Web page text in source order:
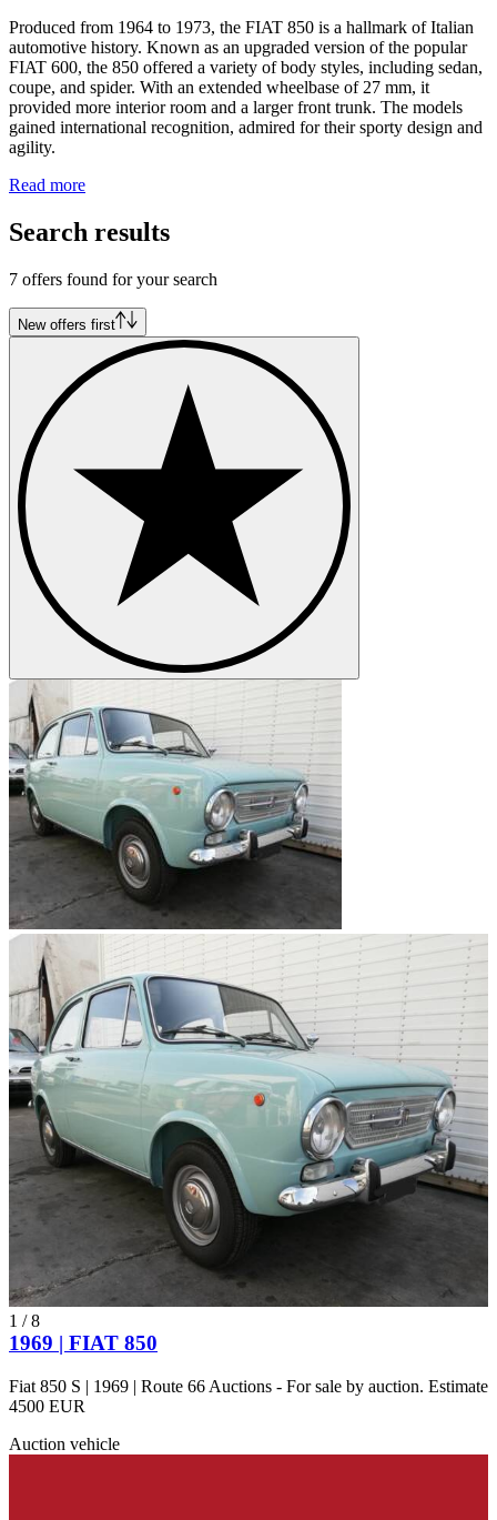
Produced from 1964 to 1973, the FIAT 850 is a hallmark of Italian
automotive history. Known as an upgraded version of the popular
FIAT 600, the 850 offered a variety of body styles, including sedan,
coupe, and spider. With an extended wheelbase of 27 mm, it
provided more interior room and a larger front trunk. The models
gained international recognition, admired for their sporty design and
agility.
Read more
Search results
7 offers found for your search
New offers first
1 /8
1969 | FIAT 850
Fiat 850 S | 1969 | Route 66 Auctions - For sale by auction. Estimate
4500 EUR
Auction vehicle